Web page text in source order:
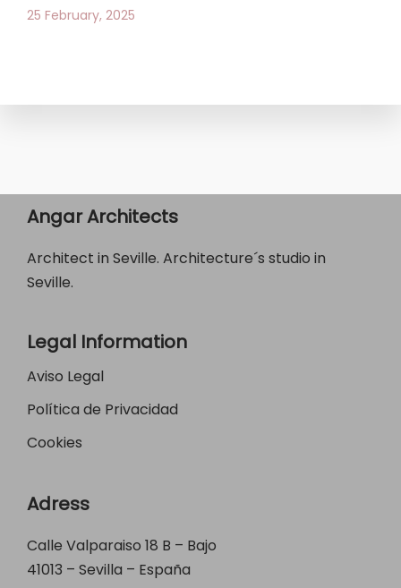
25 February, 2025
Angar Architects
Architect in Seville. Architecture´s studio in
Seville.
Legal Information
Aviso Legal
Política de Privacidad
Cookies
Adress
Calle Valparaiso 18 B – Bajo
41013 – Sevilla – España